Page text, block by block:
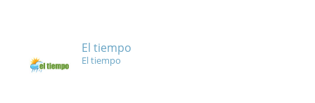
El tiempo
El tiempo